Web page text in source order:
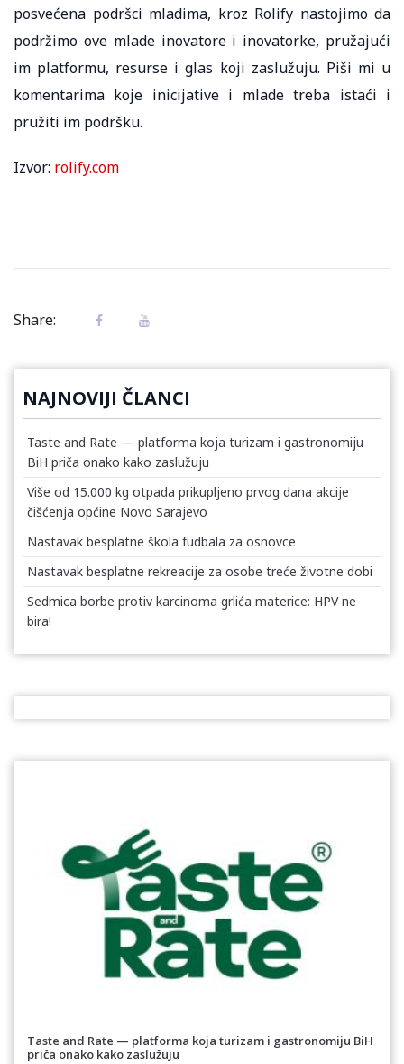
posvećena podršci mladima, kroz Rolify nastojimo da
podržimo ove mlade inovatore i inovatorke, pružajući
im platformu, resurse i glas koji zaslužuju. Piši mi u
komentarima koje inicijative i mlade treba istaći i
pružiti im podršku.
Izvor: rolify.com
Share:
NAJNOVIJI ČLANCI
Taste and Rate — platforma koja turizam i gastronomiju
BiH priča onako kako zaslužuju
Više od 15.000 kg otpada prikupljeno prvog dana akcije
čišćenja općine Novo Sarajevo
Nastavak besplatne škola fudbala za osnovce
Nastavak besplatne rekreacije za osobe treće životne dobi
Sedmica borbe protiv karcinoma grlića materice: HPV ne
bira!
Taste and Rate — platforma koja turizam i gastronomiju BiH
priča onako kako zaslužuju